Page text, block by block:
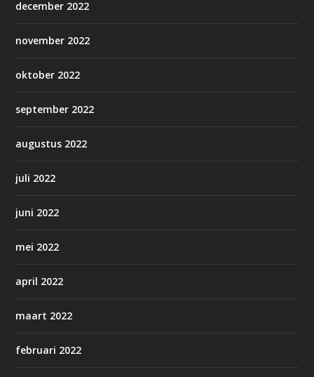
december 2022
november 2022
oktober 2022
september 2022
augustus 2022
juli 2022
juni 2022
mei 2022
april 2022
maart 2022
februari 2022